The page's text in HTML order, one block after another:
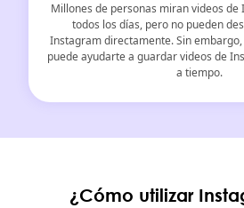
Millones de personas miran videos de
todos los días, pero no pueden
Instagram directamente. Sin
puede ayudarte a guardar videos de
a tiempo.
¿Cómo utilizar